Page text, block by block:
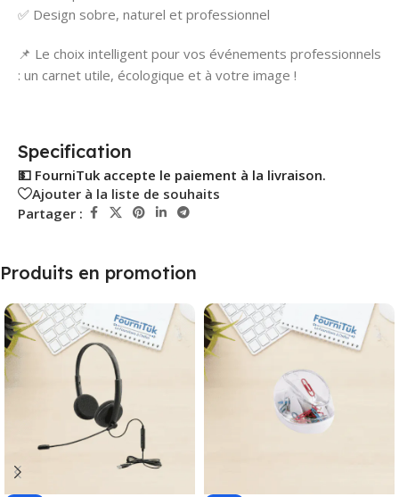
✅ Design sobre, naturel et professionnel
📌 Le choix intelligent pour vos événements professionnels
: un carnet utile, écologique et à votre image !
Specification
💵 FourniTuk accepte le paiement à la livraison.
Ajouter à la liste de souhaits
Partager :
Produits en promotion